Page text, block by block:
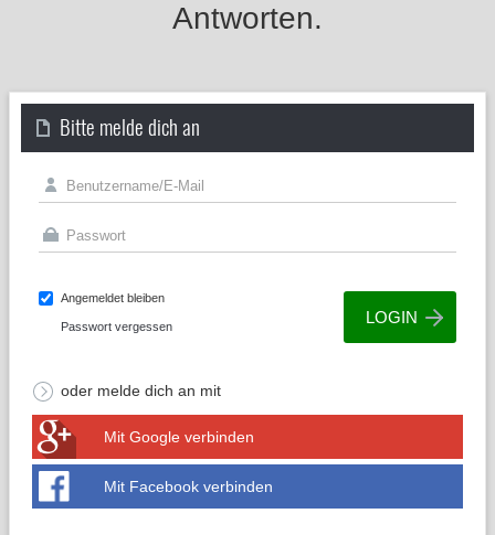
Antworten.
Bitte melde dich an
Angemeldet bleiben
Passwort vergessen
oder melde dich an mit
Mit Google verbinden
Mit Facebook verbinden